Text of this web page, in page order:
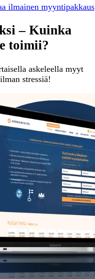
ilmainen myyntipakkaus
– Kuinka
toimii?
askeleella myyt
stressiä!